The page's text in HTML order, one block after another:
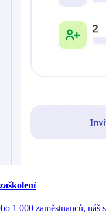
1 000 zaměstnanců, náš